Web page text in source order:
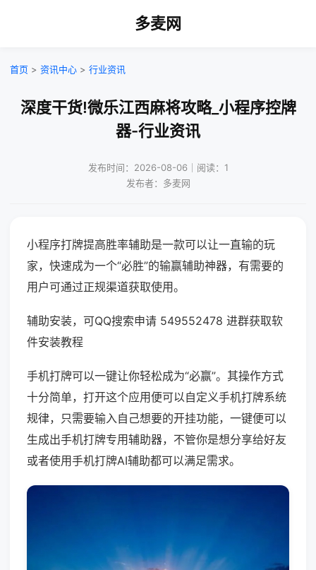
多麦网
首页 > 资讯中心 > 行业资讯
深度干货!微乐江西麻将攻略_小程序控牌
器-行业资讯
发布时间：2026-08-06｜阅读：1
发布者：多麦网
小程序打牌提高胜率辅助是一款可以让一直输的玩
家，快速成为一个“必胜”的输赢辅助神器，有需要的
用户可通过正规渠道获取使用。
辅助安装，可QQ搜索申请 549552478 进群获取软
件安装教程
手机打牌可以一键让你轻松成为“必赢”。其操作方式
十分简单，打开这个应用便可以自定义手机打牌系统
规律，只需要输入自己想要的开挂功能，一键便可以
生成出手机打牌专用辅助器，不管你是想分享给好友
或者使用手机打牌AI辅助都可以满足需求。